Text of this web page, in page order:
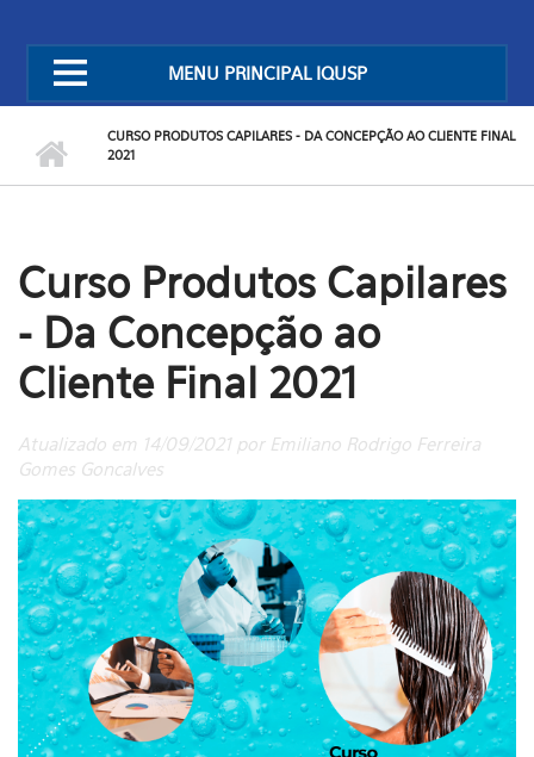
MENU PRINCIPAL IQUSP
CURSO PRODUTOS CAPILARES - DA CONCEPÇÃO AO CLIENTE FINAL
2021
Curso Produtos Capilares
- Da Concepção ao
Cliente Final 2021
Atualizado em 14/09/2021 por Emiliano Rodrigo Ferreira
Gomes Goncalves